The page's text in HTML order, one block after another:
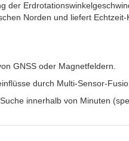
der
Norden und liefert Echtzeit-
GNSS oder Magnetfeldern.
durch Multi-Sensor-
innerhalb von Minuten